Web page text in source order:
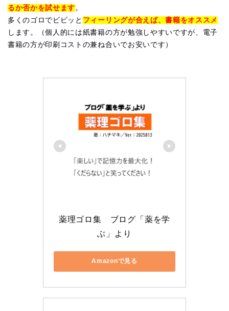
るか否かを試せます 。
多くのゴロでビビッと フィーリングが合えば、書籍をオススメ
します。（個人的には紙書籍の方が勉強しやすいですが、電子
書籍の方が印刷コストの兼ね合いでお安いです）
薬理ゴロ集　ブログ「薬を学
ぶ」より
Amazonで見る